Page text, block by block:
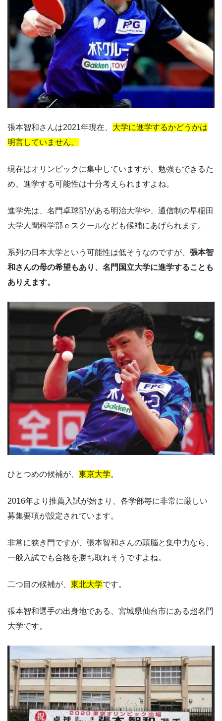
張本智和さんは2021年現在、 大学に進学するかどうかは
明言していません。
現在はオリンピックに集中していますが、勉強もできるた
め、進学する可能性は十分考えられますよね。
進学先は、名門卓球部がある明治大学や、通信制の早稲田
大学人間科学部ｅスクールなども候補にあげられます。
系列の日本大学という可能性は低そうなのですが、 張本智
和さんの母の希望もあり、名門国立大学に進学することも
ありえます。
ひとつめの候補が、 東京大学。
2016年より推薦入試が始まり、各学部毎に非常に厳しい
募集要項が設定されています。
非常に狭き門ですが、張本智和さんの頭脳と集中力なら、
一般入試でも合格を勝ち取れそうですよね。
二つ目の候補が、 東北大学です。
張本智和選手の出身地である、宮城県仙台市にある超名門
大学です。